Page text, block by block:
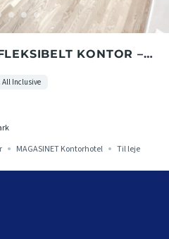
KONTOR –
All Inclusive
MAGASINET Kontorhotel Til leje